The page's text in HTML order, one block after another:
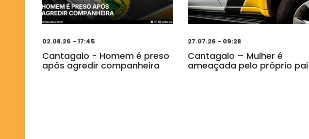
02.08.26 - 17:45
Cantagalo - Homem é preso
após agredir companheira
27.07.26 - 09:28
Cantagalo – Mulher é
ameaçada pelo próprio pai